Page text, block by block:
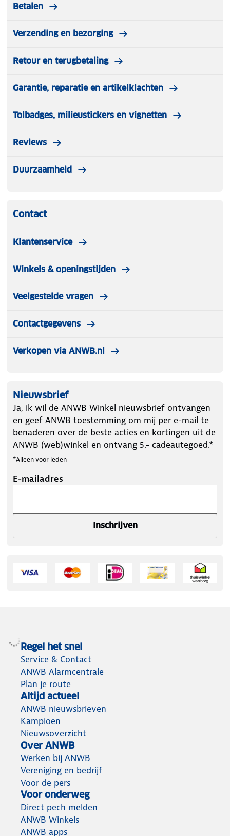
Betalen
Verzending en bezorging
Retour en terugbetaling
Garantie, reparatie en artikelklachten
Tolbadges, milieustickers en vignetten
Reviews
Duurzaamheid
Contact
Klantenservice
Winkels & openingstijden
Veelgestelde vragen
Contactgegevens
Verkopen via ANWB.nl
Nieuwsbrief
Ja, ik wil de ANWB Winkel nieuwsbrief ontvangen
en geef ANWB toestemming om mij per e-mail te
benaderen over de beste acties en kortingen uit de
ANWB (web)winkel en ontvang 5.- cadeautegoed.*
*Alleen voor leden
E-mailadres
Inschrijven
Regel het snel
Service & Contact
ANWB Alarmcentrale
Plan je route
Altijd actueel
ANWB nieuwsbrieven
Kampioen
Nieuwsoverzicht
Over ANWB
Werken bij ANWB
Vereniging en bedrijf
Voor de pers
Voor onderweg
Direct pech melden
ANWB Winkels
ANWB apps